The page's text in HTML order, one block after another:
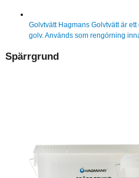
Golvtvätt Hagmans Golvtvätt är
golv. Används som rengörning
Spärrgrund